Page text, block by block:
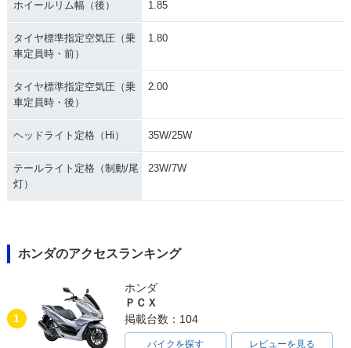
ホイールリム幅（後） 1.85
タイヤ標準指定空気圧（乗
車定員時・前）
1.80
タイヤ標準指定空気圧（乗
車定員時・後）
2.00
ヘッドライト定格（Hi） 35W/25W
テールライト定格（制動/尾
灯）
23W/7W
ホンダのアクセスランキング
1
ホンダ
ＰＣＸ
掲載台数：104
バイクを探す レビューを見る